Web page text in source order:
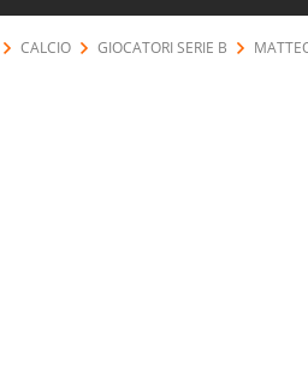
CALCIO GIOCATORI SERIE B